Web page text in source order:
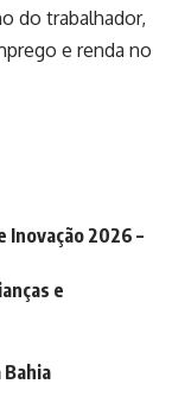
do trabalhador,
e renda no
Inovação 2026 –
e